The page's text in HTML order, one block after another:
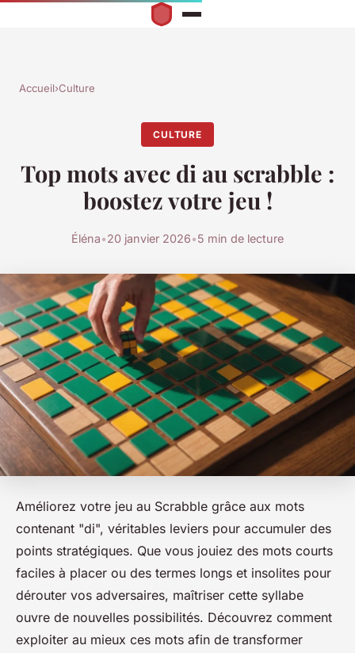
Accueil›Culture
CULTURE
Top mots avec di au scrabble :
boostez votre jeu !
Éléna•20 janvier 2026•5 min de lecture
Améliorez votre jeu au Scrabble grâce aux mots
contenant "di", véritables leviers pour accumuler des
points stratégiques. Que vous jouiez des mots courts
faciles à placer ou des termes longs et insolites pour
dérouter vos adversaires, maîtriser cette syllabe
ouvre de nouvelles possibilités. Découvrez comment
exploiter au mieux ces mots afin de transformer